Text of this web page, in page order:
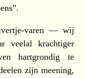
varen — wij
veelal krachtiger
hartgrondig te
zijn meening,